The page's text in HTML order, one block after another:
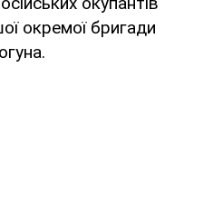
окремої бригади